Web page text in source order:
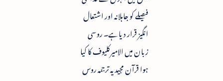
فیصلے کو جاہلانہ اور اشتعال
انگیز قرار دیاہے۔ روسی
زبان میں الامیرکلیوف کا کیا
ہوا قرآن مجید یہ ترجمہ روس